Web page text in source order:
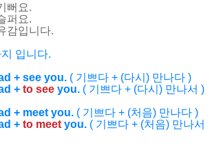
뻐요.
퍼요.
감입니다.
입니다.
+ see you. ( 기쁘다 + (다시) 만나다 )
+ to see you. ( 기쁘다 + (다시) 만나서 )
+ meet you. ( 기쁘다 + (처음) 만나다 )
+ to meet you. ( 기쁘다 + (처음) 만나서